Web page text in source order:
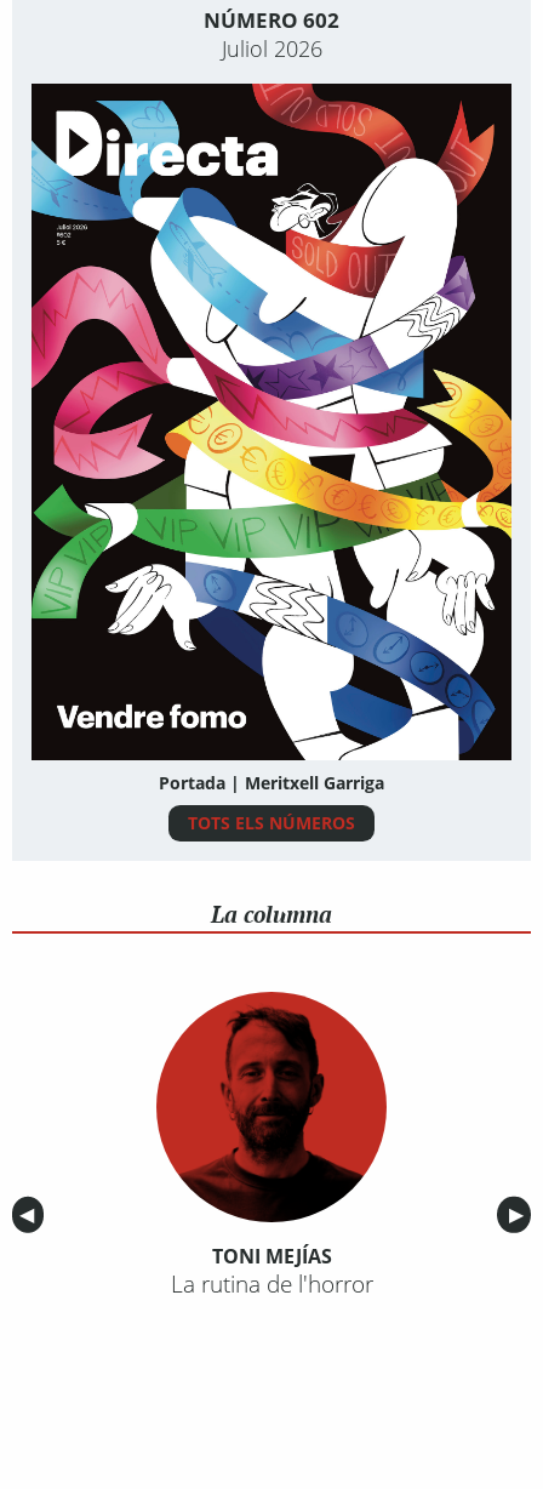
NÚMERO 602
Juliol 2026
Portada | Meritxell Garriga
TOTS ELS NÚMEROS
La columna
Anterior
◀︎ ▶︎
TONI MEJÍAS
La rutina de l'horror